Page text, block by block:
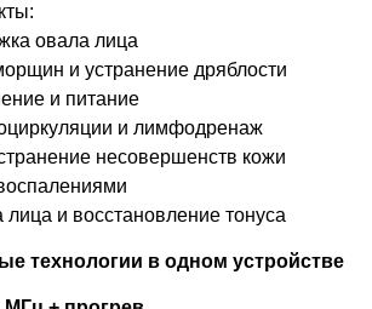
овала лица
и устранение дряблости
и питание
и лимфодренаж
несовершенств кожи
и восстановление тонуса
технологии в одном устройстве